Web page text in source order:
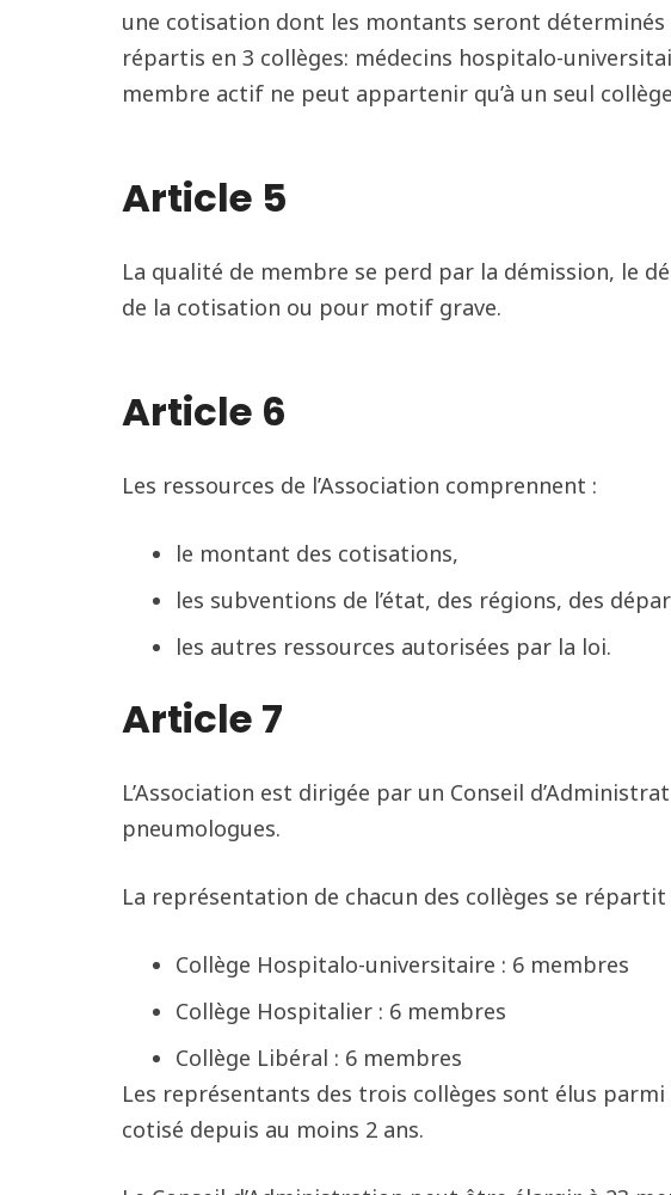
une cotisation dont les montants seront déterminés
répartis en 3 collèges: médecins hospitalo-
membre actif ne peut appartenir qu’à un seul
Article 5
La qualité de membre se perd par la démission, le
de la cotisation ou pour motif grave.
Article 6
Les ressources de l’Association comprennent :
le montant des cotisations,
les subventions de l’état, des régions, des
les autres ressources autorisées par la loi.
Article 7
L’Association est dirigée par un Conseil
pneumologues.
La représentation de chacun des collèges se
Collège Hospitalo-universitaire : 6 membres
Collège Hospitalier : 6 membres
Collège Libéral : 6 membres
Les représentants des trois collèges sont élus
cotisé depuis au moins 2 ans.